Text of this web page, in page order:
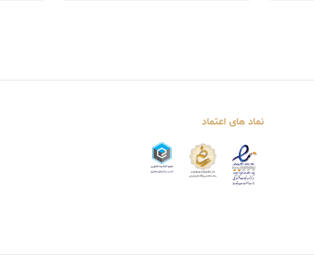
نماد های اعتماد